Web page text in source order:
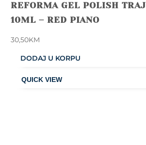
REFORMA GEL POLISH
10ML – RED PIANO
30,50KM
DODAJ U KORPU